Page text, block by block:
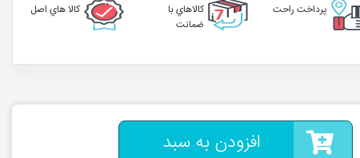
پرداخت راحت
کالاهاي با
ضمانت
کالا هاي اصل
افزودن به سبد